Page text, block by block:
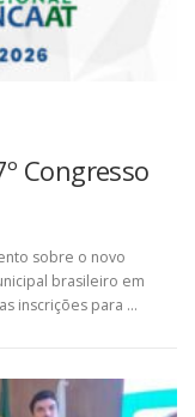
Congresso
sobre o novo
brasileiro em
inscrições para …